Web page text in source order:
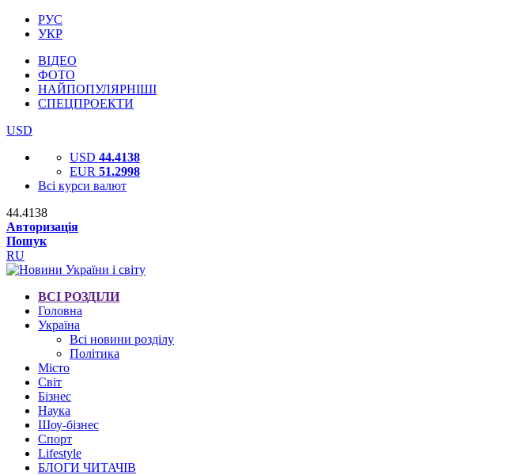
РУС
УКР
ВІДЕО
ФОТО
НАЙПОПУЛЯРНІШІ
СПЕЦПРОЕКТИ
USD
USD 44.4138
EUR 51.2998
Всі курси валют
44.4138
Авторизація
Пошук
RU
ВСІ РОЗДІЛИ
Головна
Україна
Всі новини розділу
Політика
Місто
Світ
Бізнес
Наука
Шоу-бізнес
Спорт
Lifestyle
БЛОГИ ЧИТАЧІВ